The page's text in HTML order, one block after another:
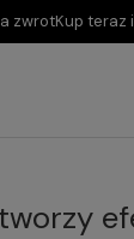
zwrotKup teraz